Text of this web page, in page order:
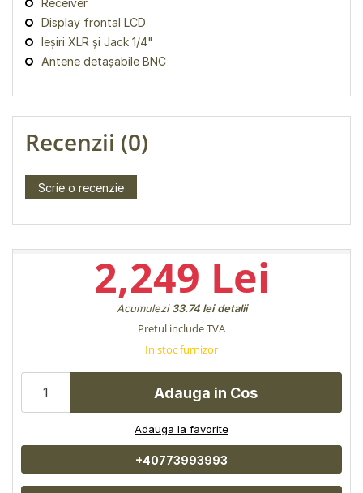
Receiver
Display frontal LCD
Ieșiri XLR și Jack 1/4"
Antene detașabile BNC
Recenzii (0)
Scrie o recenzie
2,249 Lei
Acumulezi33.74 lei detalii
Pretul include TVA
In stoc furnizor
Adauga in Cos
Adauga la favorite
+40773993993